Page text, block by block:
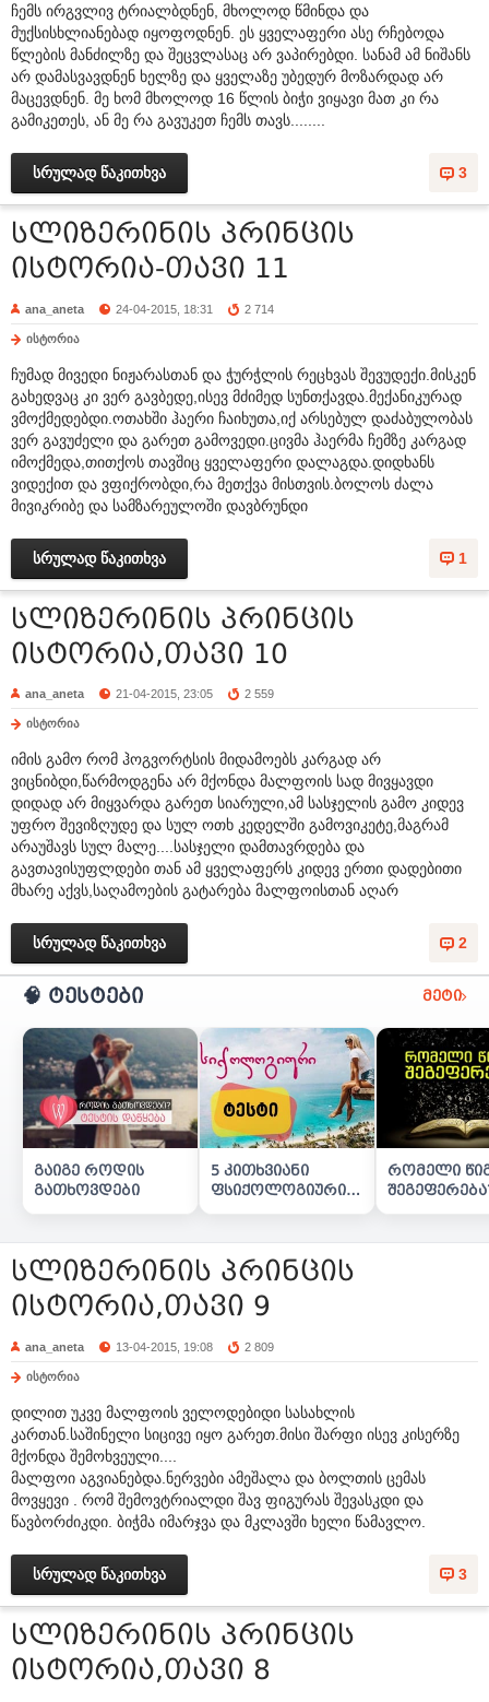
ჩემს ირგვლივ ტრიალბდნენ, მხოლოდ წმინდა და
მუქსისხლიანებად იყოფოდნენ. ეს ყველაფერი ასე რჩებოდა
წლების მანძილზე და შეცვლასაც არ ვაპირებდი. სანამ ამ ნიშანს
არ დამასვავდნენ ხელზე და ყველაზე უბედურ მოზარდად არ
მაცევდნენ. მე ხომ მხოლოდ 16 წლის ბიჭი ვიყავი მათ კი რა
გამიკეთეს, ან მე რა გავუკეთ ჩემს თავს........
3
სრულად წაკითხვა
სლიზერინის პრინცის
ისტორია-თავი 11
ana_aneta 24-04-2015, 18:31 2 714
ისტორია
ჩუმად მივედი ნიჟარასთან და ჭურჭლის რეცხვას შევუდექი.მისკენ
გახედვაც კი ვერ გავბედე,ისევ მძიმედ სუნთქავდა.მექანიკურად
ვმოქმედებდი.ოთახში ჰაერი ჩაიხუთა,იქ არსებულ დაძაბულობას
ვერ გავუძელი და გარეთ გამოვედი.ცივმა ჰაერმა ჩემზე კარგად
იმოქმედა,თითქოს თავშიც ყველაფერი დალაგდა.დიდხანს
ვიდექით და ვფიქრობდი,რა მეთქვა მისთვის.ბოლოს ძალა
მივიკრიბე და სამზარეულოში დავბრუნდი
1
სრულად წაკითხვა
სლიზერინის პრინცის
ისტორია,თავი 10
ana_aneta 21-04-2015, 23:05 2 559
ისტორია
იმის გამო რომ ჰოგვორტსის მიდამოებს კარგად არ
ვიცნიბდი,წარმოდგენა არ მქონდა მალფოის სად მივყავდი
დიდად არ მიყვარდა გარეთ სიარული,ამ სასჯელის გამო კიდევ
უფრო შევიზღუდე და სულ ოთხ კედელში გამოვიკეტე,მაგრამ
არაუშავს სულ მალე....სასჯელი დამთავრდება და
გავთავისუფლდები თან ამ ყველაფერს კიდევ ერთი დადებითი
მხარე აქვს,საღამოების გატარება მალფოისთან აღარ
2
სრულად წაკითხვა
🧠 ტესტები მეტი
გაიგე როდის
გათხოვდები
5 კითხვიანი
ფსიქოლოგიური
რომელი
სლიზერინის პრინცის
ისტორია,თავი 9
ana_aneta 13-04-2015, 19:08 2 809
ისტორია
დილით უკვე მალფოის ველოდებიდი სასახლის
კართან.საშინელი სიცივე იყო გარეთ.მისი შარფი ისევ კისერზე
მქონდა შემოხვეული....
მალფოი აგვიანებდა.ნერვები ამეშალა და ბოლთის ცემას
მოვყევი . რომ შემოვტრიალდი შავ ფიგურას შევასკდი და
წავბორძიკდი. ბიჭმა იმარჯვა და მკლავში ხელი წამავლო.
3
სრულად წაკითხვა
სლიზერინის პრინცის
ისტორია,თავი 8